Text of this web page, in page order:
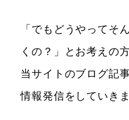
「でもどうやってそ
くの？」とお考えの
当サイトのブログ記
情報発信をしていきま